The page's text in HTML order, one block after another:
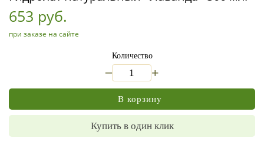
653 руб.
при заказе на сайте
Количество
+
В корзину
Купить в один клик